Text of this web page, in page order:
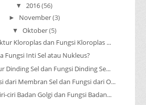
▼ 2016(56)
► November(3)
▼ Oktober(5)
Kloroplas dan Fungsi Kloroplas ...
Fungsi Inti Sel atau Nukleus?
Dinding Sel dan Fungsi Dinding Se...
dari Membran Sel dan Fungsi dari O...
ciri Badan Golgi dan Fungsi Badan...